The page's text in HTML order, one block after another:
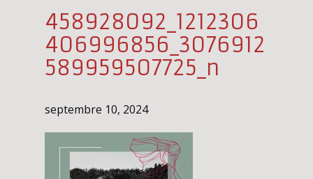
458928092_1212306
406996856_3076912
589959507725_n
septembre 10, 2024